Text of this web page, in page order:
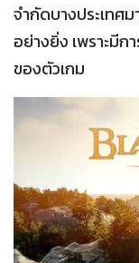
จำกัดบางประเทศ
อย่างยิ่ง เพราะมีก
ของตัวเกม